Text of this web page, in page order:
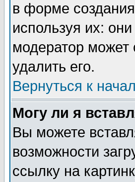
в форме
используя их:
модератор
удалить его.
Вернуться к
Могу ли я
Вы можете
возможности
ссылку на